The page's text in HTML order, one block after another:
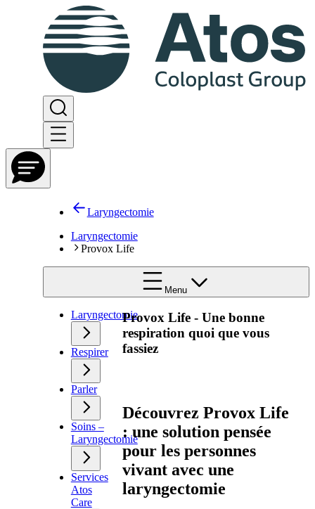
Laryngectomie
Laryngectomie
Provox Life
Menu
Laryngectomie
Respirer
Parler
Soins –
Laryngectomie
Services
Atos
Care
Provox Life - Une bonne
respiration quoi que vous
fassiez
Découvrez Provox Life
: une solution pensée
pour les personnes
vivant avec une
laryngectomie